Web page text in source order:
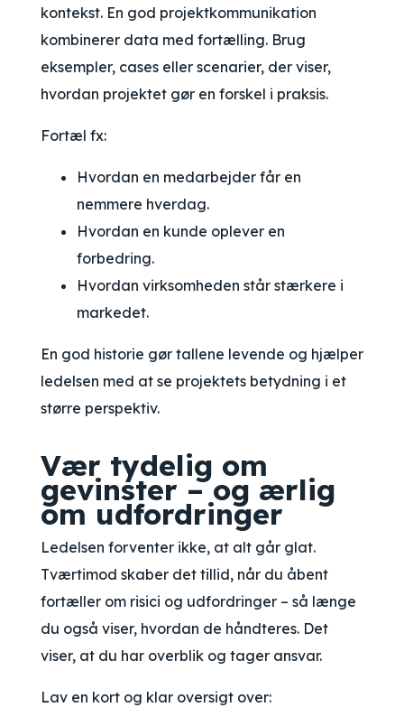
kontekst. En god projektkommunikation
kombinerer data med fortælling. Brug
eksempler, cases eller scenarier, der viser,
hvordan projektet gør en forskel i praksis.
Fortæl fx:
Hvordan en medarbejder får en
nemmere hverdag.
Hvordan en kunde oplever en
forbedring.
Hvordan virksomheden står stærkere i
markedet.
En god historie gør tallene levende og hjælper
ledelsen med at se projektets betydning i et
større perspektiv.
Vær tydelig om
gevinster – og ærlig
om udfordringer
Ledelsen forventer ikke, at alt går glat.
Tværtimod skaber det tillid, når du åbent
fortæller om risici og udfordringer – så længe
du også viser, hvordan de håndteres. Det
viser, at du har overblik og tager ansvar.
Lav en kort og klar oversigt over: